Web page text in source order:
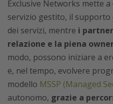
Exclusive Networks mette
servizio gestito, il supporto
dei servizi, mentre i
relazione e la piena
modo, possono iniziare a
e, nel tempo, evolvere
modello MSSP (Managed
autonomo, grazie a